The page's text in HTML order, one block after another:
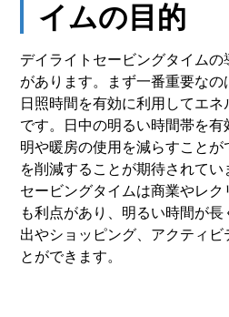
イムの目的
デイライトセービングタイム
があります。まず一番重要な
日照時間を有効に利用してエ
です。日中の明るい時間帯を
明や暖房の使用を減らすこと
を削減することが期待されて
セービングタイムは商業やレ
も利点があり、明るい時間が
出やショッピング、アクティ
とができます。